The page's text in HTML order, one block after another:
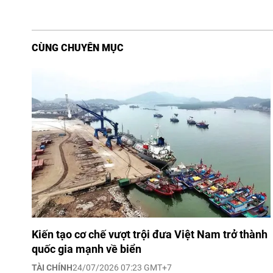
CÙNG CHUYÊN MỤC
Kiến tạo cơ chế vượt trội đưa Việt Nam trở thành
quốc gia mạnh về biển
TÀI CHÍNH24/07/2026 07:23 GMT+7